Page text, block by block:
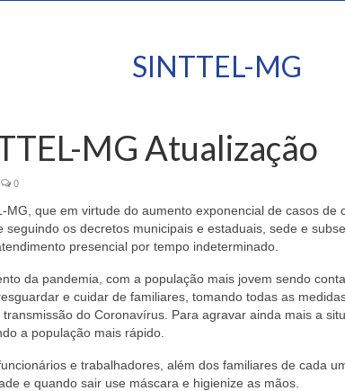
SINTTEL-MG
MG Atualização
0
que em virtude do aumento exponencial de casos de
os decretos municipais e estaduais, sede e
presencial por tempo indeterminado.
da pandemia, com a população mais jovem sendo
e cuidar de familiares, tomando todas as
do Coronavírus. Para agravar ainda mais a
a população mais rápido.
e trabalhadores, além dos familiares de cada
e quando sair use máscara e higienize as mãos.